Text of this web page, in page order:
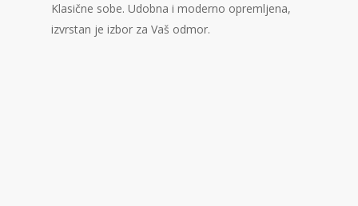
Klasične sobe. Udobna i moderno opremljena,
izvrstan je izbor za Vaš odmor.